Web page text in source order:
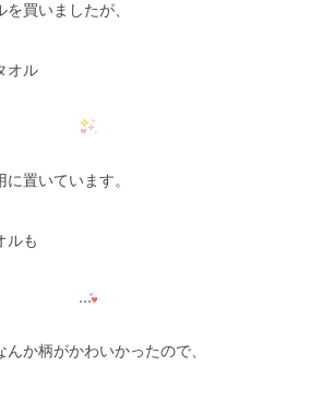
買いましたが、
オル
置いています。
ルも
んか柄がかわいかったので、